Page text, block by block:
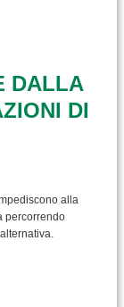
DALLA
DI
alla
percorrendo